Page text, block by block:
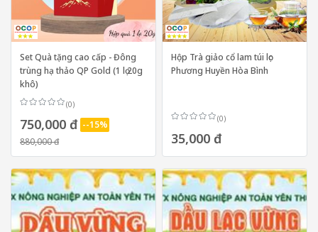
Set Quà tặng cao cấp - Đông
trùng hạ thảo QP Gold (1 lọ 20g
khô)
(0)
750,000 đ --15%
880,000 đ
Hộp Trà giảo cổ lam túi lọc
Phương Huyền Hòa Bình
(0)
35,000 đ